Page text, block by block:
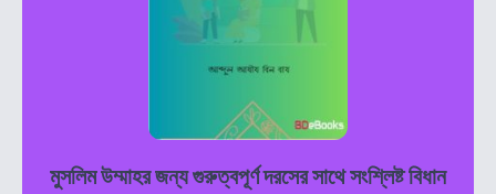
মুসলিম উম্মাহর জন্য গুরুত্বপূর্ণ দরসের সাথে সংশ্লিষ্ট বিধান